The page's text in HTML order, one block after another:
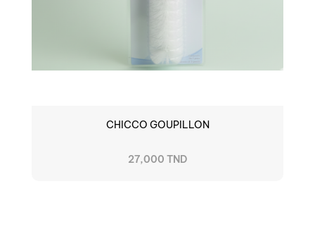
CHICCO GOUPILLON
27,000 TND